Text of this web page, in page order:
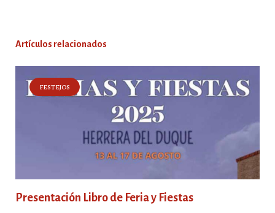
Artículos relacionados
FESTEJOS
Presentación Libro de Feria y Fiestas